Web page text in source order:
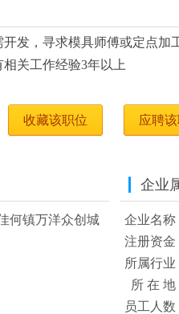
发，寻求模具师傅或定点加
关工作经验3年以上
收藏该职位 应聘
何镇万洋众创城
企业
企业名称
注册资金
所属行业
所 在 地
员工人数